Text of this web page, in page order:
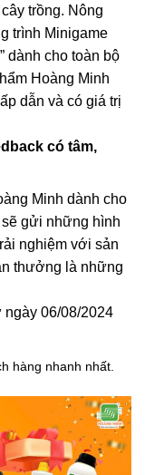
trồng. Nông
trình Minigame
dành cho toàn bộ
Hoàng Minh
dẫn và có giá trị
có tâm,
Minh dành cho
gửi những hình
nghiệm với sản
thưởng là những
06/08/2024
hàng nhanh nhất.